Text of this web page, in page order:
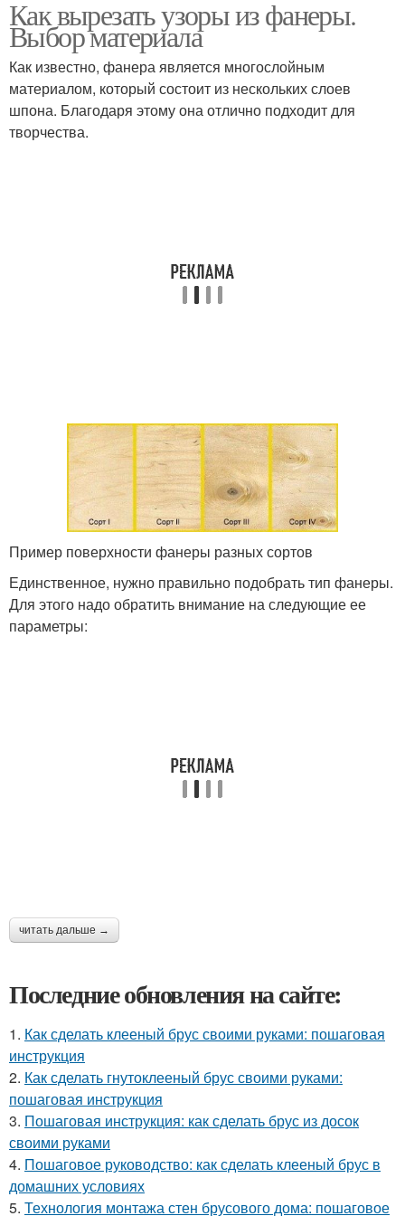
Как вырезать узоры из фанеры.
Выбор материала
Как известно, фанера является многослойным
материалом, который состоит из нескольких слоев
шпона. Благодаря этому она отлично подходит для
творчества.
Пример поверхности фанеры разных сортов
Единственное, нужно правильно подобрать тип фанеры.
Для этого надо обратить внимание на следующие ее
параметры:
читать дальше →
Последние обновления на сайте:
1. Как сделать клееный брус своими руками: пошаговая
инструкция
2. Как сделать гнутоклееный брус своими руками:
пошаговая инструкция
3. Пошаговая инструкция: как сделать брус из досок
своими руками
4. Пошаговое руководство: как сделать клееный брус в
домашних условиях
5. Технология монтажа стен брусового дома: пошаговое